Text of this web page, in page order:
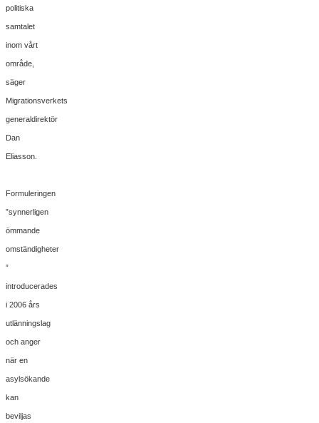
politiska
samtalet
inom vårt
område,
säger
Migrationsverkets
generaldirektör
Dan
Eliasson.
Formuleringen
”synnerligen
ömmande
omständigheter
”
introducerades
i 2006 års
utlänningslag
och anger
när en
asylsökande
kan
beviljas